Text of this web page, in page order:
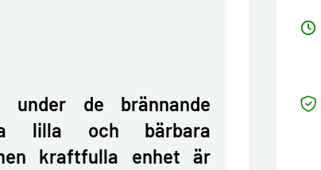
under de brännande
lilla och bärbara
kraftfulla enhet är